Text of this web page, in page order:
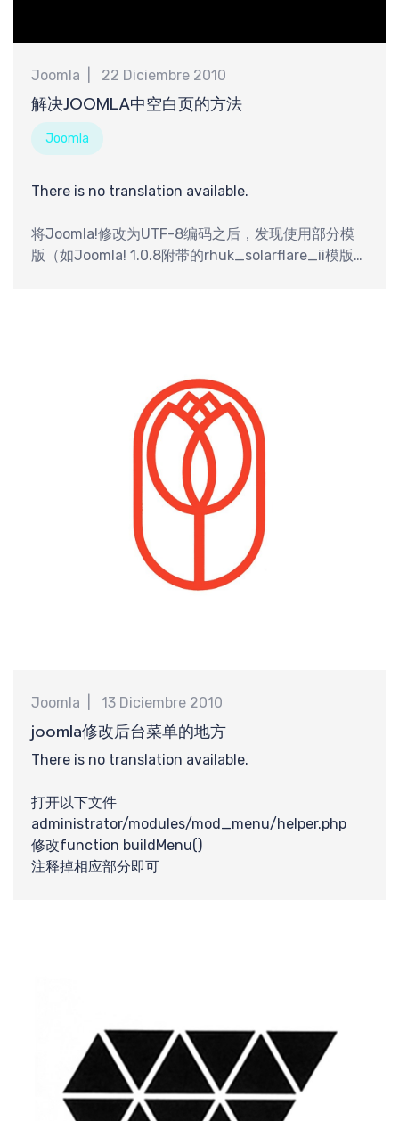
Joomla 22 Diciembre 2010
解决JOOMLA中空白页的方法
Joomla
There is no translation available.
将Joomla!修改为UTF-8编码之后，发现使用部分模
版（如Joomla! 1.0.8附带的rhuk_solarflare_ii模版）
Joomla 13 Diciembre 2010
joomla修改后台菜单的地方
There is no translation available.
打开以下文件
administrator/modules/mod_menu/helper.php
修改function buildMenu()
注释掉相应部分即可